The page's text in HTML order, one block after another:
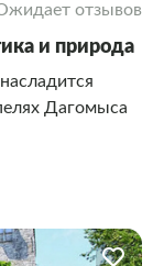
отзывов
и природа
Дагомыса